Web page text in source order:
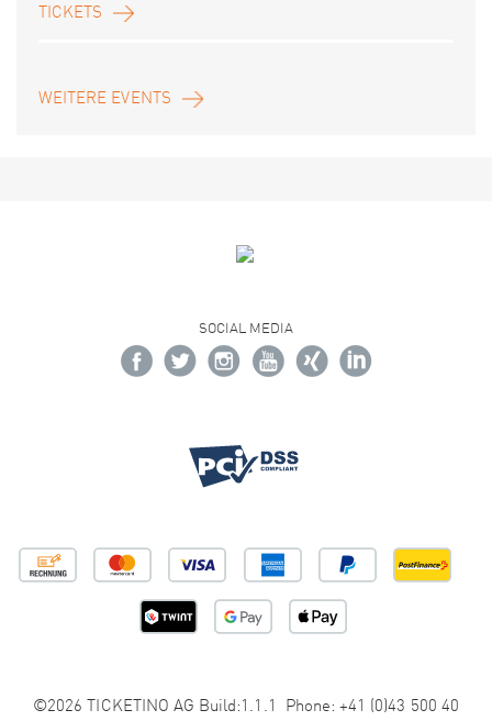
TICKETS
WEITERE EVENTS
SOCIAL MEDIA
©2026 TICKETINO AG Build:1.1.1 Phone: +41 (0)43 500 40